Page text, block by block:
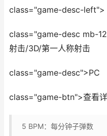
class="game-desc-left">
class="game-desc mb-
射击/3D/第一人称射击
class="game-desc">PC
class="game-btn">查看
5 BPM：每分钟子弹数